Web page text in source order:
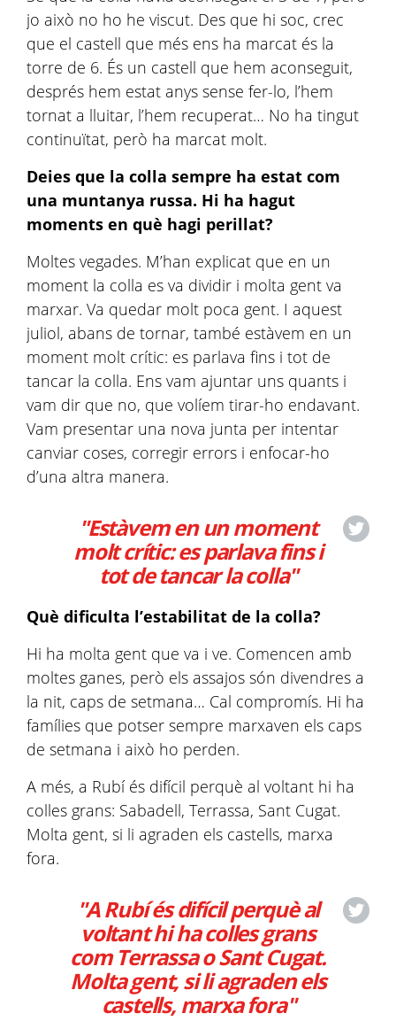
jo això no ho he viscut. Des que hi soc, crec
que el castell que més ens ha marcat és la
torre de 6. És un castell que hem aconseguit,
després hem estat anys sense fer-lo, l’hem
tornat a lluitar, l’hem recuperat… No ha tingut
continuïtat, però ha marcat molt.
Deies que la colla sempre ha estat com
una muntanya russa. Hi ha hagut
moments en què hagi perillat?
Moltes vegades. M’han explicat que en un
moment la colla es va dividir i molta gent va
marxar. Va quedar molt poca gent. I aquest
juliol, abans de tornar, també estàvem en un
moment molt crític: es parlava fins i tot de
tancar la colla. Ens vam ajuntar uns quants i
vam dir que no, que volíem tirar-ho endavant.
Vam presentar una nova junta per intentar
canviar coses, corregir errors i enfocar-ho
d’una altra manera.
"Estàvem en un moment
molt crític: es parlava fins i
tot de tancar la colla"
Què dificulta l’estabilitat de la colla?
Hi ha molta gent que va i ve. Comencen amb
moltes ganes, però els assajos són divendres a
la nit, caps de setmana… Cal compromís. Hi ha
famílies que potser sempre marxaven els caps
de setmana i això ho perden.
A més, a Rubí és difícil perquè al voltant hi ha
colles grans: Sabadell, Terrassa, Sant Cugat.
Molta gent, si li agraden els castells, marxa
fora.
"A Rubí és difícil perquè al
voltant hi ha colles grans
com Terrassa o Sant Cugat.
Molta gent, si li agraden els
castells, marxa fora"